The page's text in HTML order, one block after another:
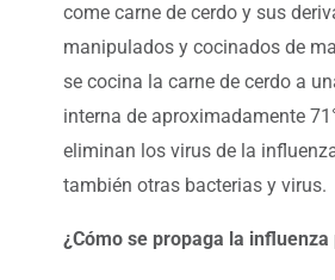
come carne de cerdo y sus
manipulados y cocinados de
se cocina la carne de cerdo a
interna de aproximadamente
eliminan los virus de la
también otras bacterias y virus.
¿Cómo se propaga la influenza